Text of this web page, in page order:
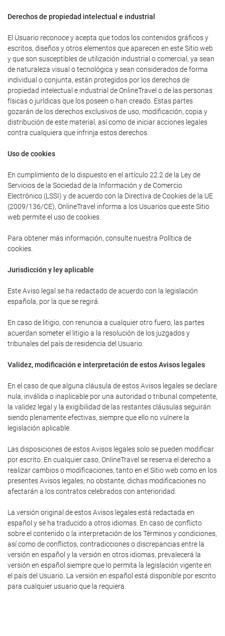
Derechos de propiedad intelectual e industrial
El Usuario reconoce y acepta que todos los contenidos gráficos y
escritos, diseños y otros elementos que aparecen en este Sitio web
y que son susceptibles de utilización industrial o comercial, ya sean
de naturaleza visual o tecnológica y sean considerados de forma
individual o conjunta, están protegidos por los derechos de
propiedad intelectual e industrial de OnlineTravel o de las personas
físicas o jurídicas que los poseen o han creado. Estas partes
gozarán de los derechos exclusivos de uso, modificación, copia y
distribución de este material, así como de iniciar acciones legales
contra cualquiera que infrinja estos derechos.
Uso de cookies
En cumplimiento de lo dispuesto en el artículo 22.2 de la Ley de
Servicios de la Sociedad de la Información y de Comercio
Electrónico (LSSI) y de acuerdo con la Directiva de Cookies de la UE
(2009/136/CE), OnlineTravel informa a los Usuarios que este Sitio
web permite el uso de cookies.
Para obtener más información, consulte nuestra Política de
cookies.
Jurisdicción y ley aplicable
Este Aviso legal se ha redactado de acuerdo con la legislación
española, por la que se regirá.
En caso de litigio, con renuncia a cualquier otro fuero, las partes
acuerdan someter el litigio a la resolución de los juzgados y
tribunales del país de residencia del Usuario.
Validez, modificación e interpretación de estos Avisos legales
En el caso de que alguna cláusula de estos Avisos legales se declare
nula, inválida o inaplicable por una autoridad o tribunal competente,
la validez legal y la exigibilidad de las restantes cláusulas seguirán
siendo plenamente efectivas, siempre que ello no vulnere la
legislación aplicable.
Las disposiciones de estos Avisos legales solo se pueden modificar
por escrito. En cualquier caso, OnlineTravel se reserva el derecho a
realizar cambios o modificaciones, tanto en el Sitio web como en los
presentes Avisos legales; no obstante, dichas modificaciones no
afectarán a los contratos celebrados con anterioridad.
La versión original de estos Avisos legales está redactada en
español y se ha traducido a otros idiomas. En caso de conflicto
sobre el contenido o la interpretación de los Términos y condiciones,
así como de conflictos, contradicciones o discrepancias entre la
versión en español y la versión en otros idiomas, prevalecerá la
versión en español siempre que lo permita la legislación vigente en
el país del Usuario. La versión en español está disponible por escrito
para cualquier usuario que la requiera.